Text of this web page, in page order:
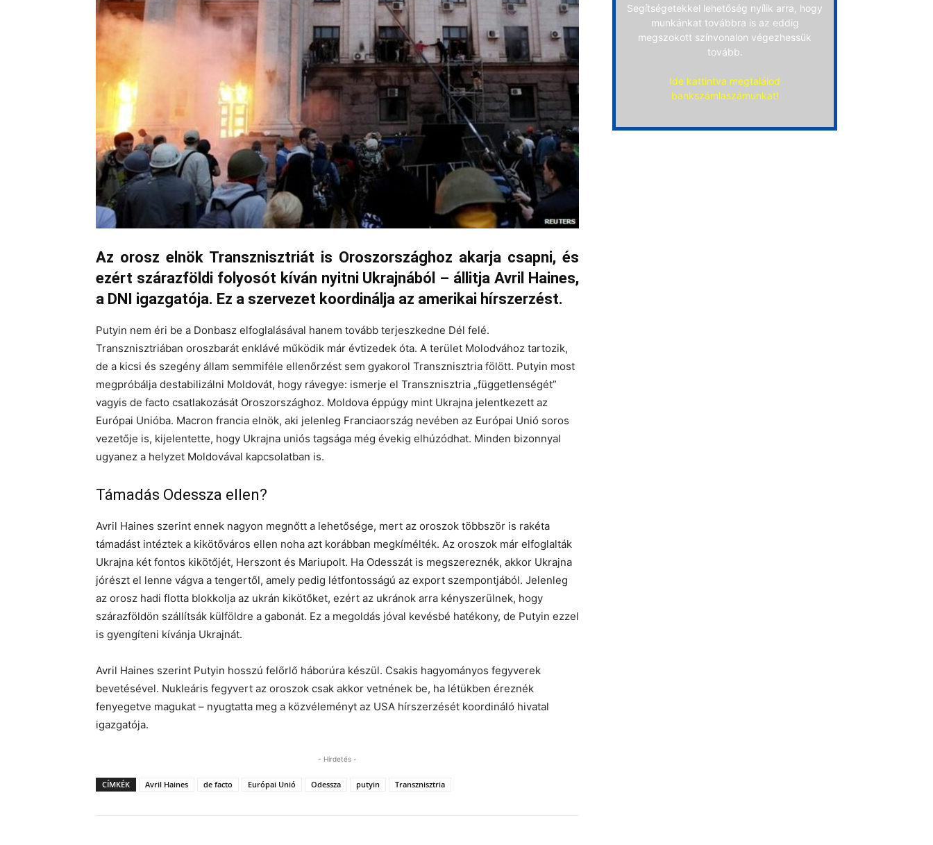
Az orosz elnök Transznisztriát is Oroszországhoz akarja csapni, és
ezért szárazföldi folyosót kíván nyitni Ukrajnából – állitja Avril Haines,
a DNI igazgatója. Ez a szervezet koordinálja az amerikai hírszerzést.
Putyin nem éri be a Donbasz elfoglalásával hanem tovább terjeszkedne Dél felé.
Transznisztriában oroszbarát enklávé működik már évtizedek óta. A terület Molodvához tartozik,
de a kicsi és szegény állam semmiféle ellenőrzést sem gyakorol Transznisztria fölött. Putyin most
megpróbálja destabilizálni Moldovát, hogy rávegye: ismerje el Transznisztria „függetlenségét”
vagyis de facto csatlakozását Oroszországhoz. Moldova éppúgy mint Ukrajna jelentkezett az
Európai Unióba. Macron francia elnök, aki jelenleg Franciaország nevében az Európai Unió soros
vezetője is, kijelentette, hogy Ukrajna uniós tagsága még évekig elhúzódhat. Minden bizonnyal
ugyanez a helyzet Moldovával kapcsolatban is.
Támadás Odessza ellen?
Avril Haines szerint ennek nagyon megnőtt a lehetősége, mert az oroszok többször is rakéta
támadást intéztek a kikötőváros ellen noha azt korábban megkímélték. Az oroszok már elfoglalták
Ukrajna két fontos kikötőjét, Herszont és Mariupolt. Ha Odesszát is megszereznék, akkor Ukrajna
jórészt el lenne vágva a tengertől, amely pedig létfontosságú az export szempontjából. Jelenleg
az orosz hadi flotta blokkolja az ukrán kikötőket, ezért az ukránok arra kényszerülnek, hogy
szárazföldön szállítsák külföldre a gabonát. Ez a megoldás jóval kevésbé hatékony, de Putyin ezzel
is gyengíteni kívánja Ukrajnát.
Avril Haines szerint Putyin hosszú felőrlő háborúra készül. Csakis hagyományos fegyverek
bevetésével. Nukleáris fegyvert az oroszok csak akkor vetnének be, ha létükben éreznék
fenyegetve magukat – nyugtatta meg a közvéleményt az USA hírszerzését koordináló hivatal
igazgatója.
- Hirdetés -
CÍMKÉK Avril Haines de facto Európai Unió Odessza putyin Transznisztria
Segítségetekkel lehetőség nyílik arra, hogy
munkánkat továbbra is az eddig
megszokott színvonalon végezhessük
tovább.
Ide kattintva megtalálod
bankszámlaszámunkat!